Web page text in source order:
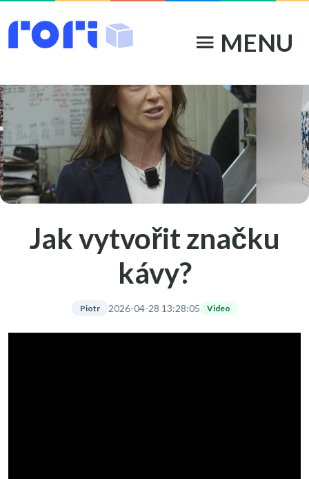
menu MENU
Jak vytvořit značku
kávy?
Piotr 2026-04-28 13:28:05 Video